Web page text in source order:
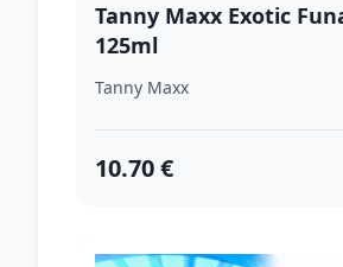
Tanny Maxx Exotic
125ml
Tanny Maxx
10.70 €